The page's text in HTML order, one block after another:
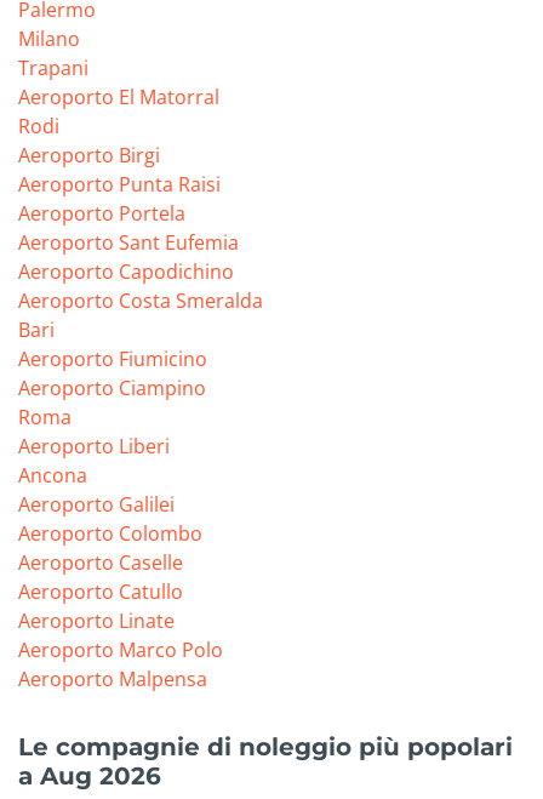
Palermo
Milano
Trapani
Aeroporto El Matorral
Rodi
Aeroporto Birgi
Aeroporto Punta Raisi
Aeroporto Portela
Aeroporto Sant Eufemia
Aeroporto Capodichino
Aeroporto Costa Smeralda
Bari
Aeroporto Fiumicino
Aeroporto Ciampino
Roma
Aeroporto Liberi
Ancona
Aeroporto Galilei
Aeroporto Colombo
Aeroporto Caselle
Aeroporto Catullo
Aeroporto Linate
Aeroporto Marco Polo
Aeroporto Malpensa
Le compagnie di noleggio più popolari
a Aug 2026